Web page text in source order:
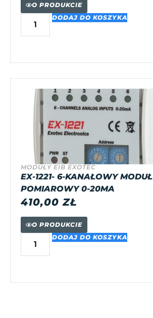
O PRODUKCIE
DODAJ DO KOSZYKA
MODUŁY EIB EXOTEC
EX-1221- 6-KANAŁOWY MODUŁ
POMIAROWY 0-20MA
410,00ZŁ
O PRODUKCIE
DODAJ DO KOSZYKA